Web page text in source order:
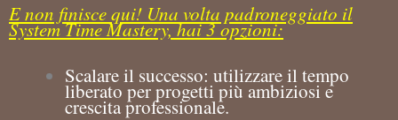
E non finisce qui! Una volta padroneggiato il
System Time Mastery, hai 3 opzioni:
Scalare il successo: utilizzare il tempo
liberato per progetti più ambiziosi e
crescita professionale.